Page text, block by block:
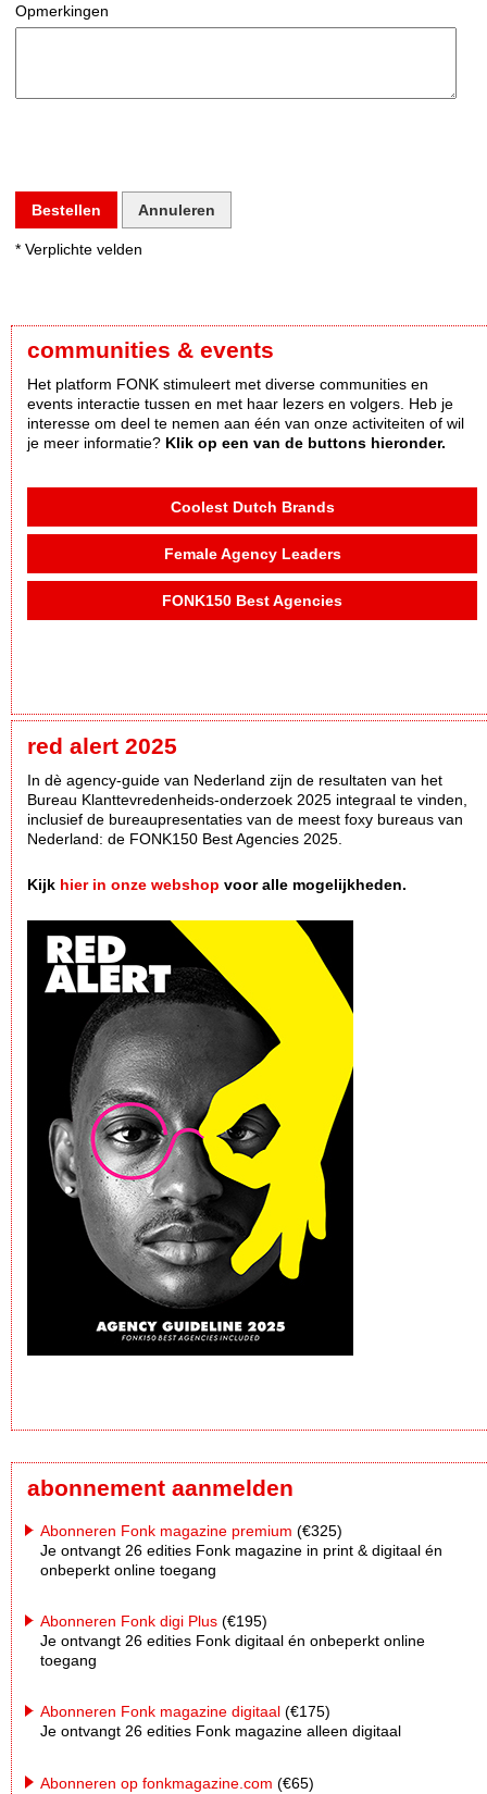
Opmerkingen
Bestellen Annuleren
* Verplichte velden
communities & events
Het platform FONK stimuleert met diverse communities en
events interactie tussen en met haar lezers en volgers. Heb je
interesse om deel te nemen aan één van onze activiteiten of wil
je meer informatie? Klik op een van de buttons hieronder.
Coolest Dutch Brands
Female Agency Leaders
FONK150 Best Agencies
red alert 2025
In dè agency-guide van Nederland zijn de resultaten van het
Bureau Klanttevredenheids-onderzoek 2025 integraal te vinden,
inclusief de bureaupresentaties van de meest foxy bureaus van
Nederland: de FONK150 Best Agencies 2025.
Kijk hier in onze webshop voor alle mogelijkheden.
abonnement aanmelden
Abonneren Fonk magazine premium (€325)
Je ontvangt 26 edities Fonk magazine in print & digitaal én
onbeperkt online toegang
Abonneren Fonk digi Plus (€195)
Je ontvangt 26 edities Fonk digitaal én onbeperkt online
toegang
Abonneren Fonk magazine digitaal (€175)
Je ontvangt 26 edities Fonk magazine alleen digitaal
Abonneren op fonkmagazine.com (€65)